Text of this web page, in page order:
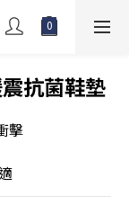
抗菌鞋墊
擊